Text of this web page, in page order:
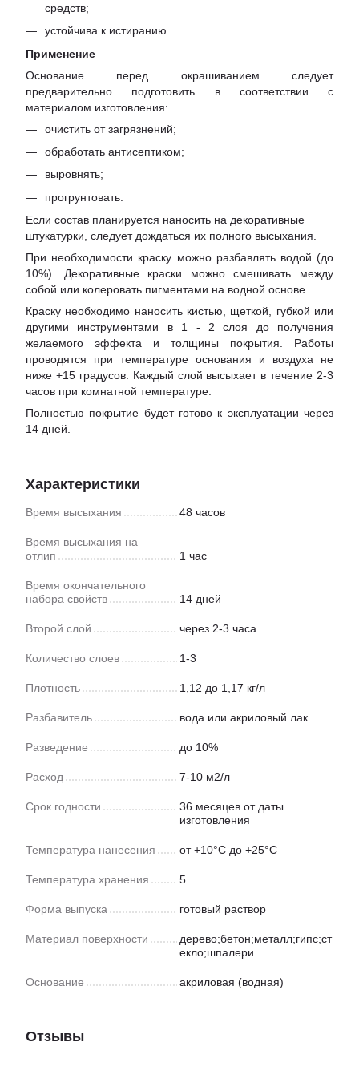
средств;
устойчива к истиранию.
Применение
Основание перед окрашиванием следует
предварительно подготовить в соответствии с
материалом изготовления:
очистить от загрязнений;
обработать антисептиком;
выровнять;
прогрунтовать.
Если состав планируется наносить на декоративные
штукатурки, следует дождаться их полного высыхания.
При необходимости краску можно разбавлять водой (до
10%). Декоративные краски можно смешивать между
собой или колеровать пигментами на водной основе.
Краску необходимо наносить кистью, щеткой, губкой или
другими инструментами в 1 - 2 слоя до получения
желаемого эффекта и толщины покрытия. Работы
проводятся при температуре основания и воздуха не
ниже +15 градусов. Каждый слой высыхает в течение 2-3
часов при комнатной температуре.
Полностью покрытие будет готово к эксплуатации через
14 дней.
Характеристики
Время высыхания 48 часов
Время высыхания на
отлип
1 час
Время окончательного
набора свойств
14 дней
Второй слой через 2-3 часа
Количество слоев 1-3
Плотность 1,12 до 1,17 кг/л
Разбавитель вода или акриловый лак
Разведение до 10%
Расход 7-10 м2/л
Срок годности
36 месяцев от даты
изготовления
Температура нанесения от +10°С до +25°С
Температура хранения 5
Форма выпуска готовый раствор
Материал поверхности
дерево;бетон;металл;гипс;ст
екло;шпалери
Основание акриловая (водная)
Отзывы